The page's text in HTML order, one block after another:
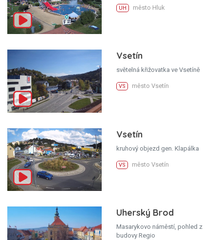
UH město Hluk
Vsetín
světelná křižovatka ve Vsetíně
VS město Vsetín
Vsetín
kruhový objezd gen. Klapálka
VS město Vsetín
Uherský Brod
Masarykovo náměstí, pohled z
budovy Regio